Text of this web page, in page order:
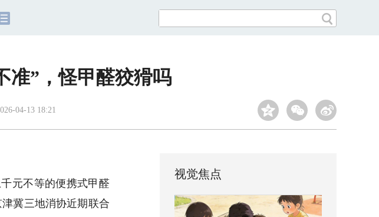
准”，怪甲醛狡猾吗
04-13 18:21
元不等的便携式甲醛
冀三地消协近期联合
视觉焦点